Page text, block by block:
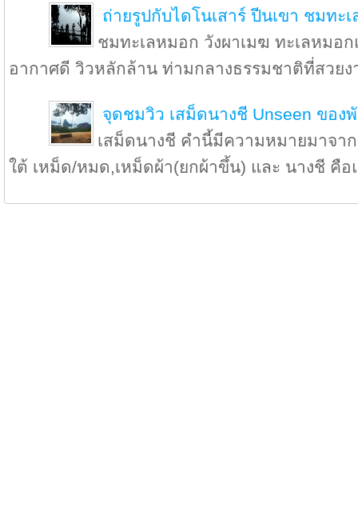
ถ่ายรูปกับไดโนเสาร์ ปีนเขา ชมทะ
ชมทะเลหมอก วังผาเมฆ ทะเลหมอก
อากาศดี วิวหลักล้าน ท่ามกลางธรรมชาติที่สวย
จุดชมวิว เสม็ดนางชี Unseen ของพั
เสม็ดนางชี คำนี้มีความหมายมาจา
ใต้ เหม็ด/หมด,เหม็ดผ้า(ยกผ้าขึ้น) และ นางชี คือ